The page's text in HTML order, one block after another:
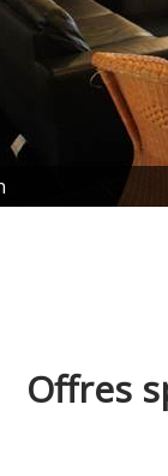
Offres